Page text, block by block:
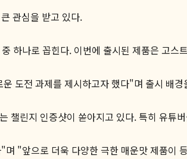
관심을 받고 있다.
하나로 꼽힌다. 이번에 출시된 제품은 고스
도전 과제를 제시하고자 했다"며 출시 배경
챌린지 인증샷이 쏟아지고 있다. 특히 유튜
"앞으로 더욱 다양한 극한 매운맛 제품이